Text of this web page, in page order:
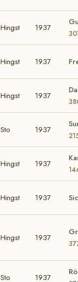
Hingst 1937
Hingst 1937
Hingst 1937
Sto 1937
Hingst 1937
Hingst 1937
Hingst 1937
Sto 1937